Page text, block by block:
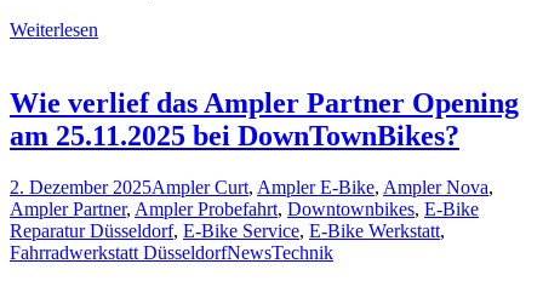
Weiterlesen
Wie verlief das Ampler Partner Opening
am 25.11.2025 bei DownTownBikes?
2. Dezember 2025Ampler Curt, Ampler E-Bike, Ampler Nova,
Ampler Partner, Ampler Probefahrt, Downtownbikes, E-Bike
Reparatur Düsseldorf, E-Bike Service, E-Bike Werkstatt,
Fahrradwerkstatt DüsseldorfNewsTechnik